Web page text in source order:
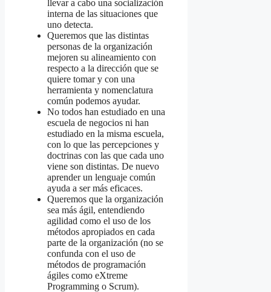
llevar a cabo una socialización
interna de las situaciones que
uno detecta.
Queremos que las distintas
personas de la organización
mejoren su alineamiento con
respecto a la dirección que se
quiere tomar y con una
herramienta y nomenclatura
común podemos ayudar.
No todos han estudiado en una
escuela de negocios ni han
estudiado en la misma escuela,
con lo que las percepciones y
doctrinas con las que cada uno
viene son distintas. De nuevo
aprender un lenguaje común
ayuda a ser más eficaces.
Queremos que la organización
sea más ágil, entendiendo
agilidad como el uso de los
métodos apropiados en cada
parte de la organización (no se
confunda con el uso de
métodos de programación
ágiles como eXtreme
Programming o Scrum).